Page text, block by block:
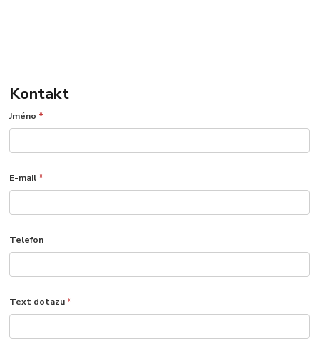
Kontakt
Jméno *
E-mail *
Telefon
Text dotazu *